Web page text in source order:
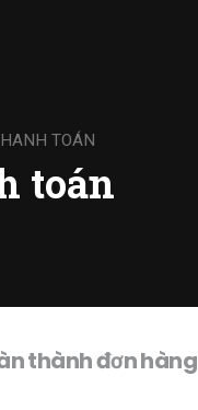
TOÁN
toán
thành đơn hàng